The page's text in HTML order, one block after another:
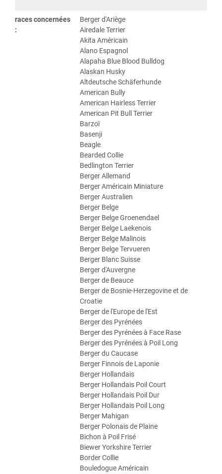
races concernées
:
Berger d'Ariège
Airedale Terrier
Akita Américain
Alano Espagnol
Alapaha Blue Blood Bulldog
Alaskan Husky
Altdeutsche Schäferhunde
American Bully
American Hairless Terrier
American Pit Bull Terrier
Barzoï
Basenji
Beagle
Bearded Collie
Bedlington Terrier
Berger Allemand
Berger Américain Miniature
Berger Australien
Berger Belge
Berger Belge Groenendael
Berger Belge Laekenois
Berger Belge Malinois
Berger Belge Tervueren
Berger Blanc Suisse
Berger d'Auvergne
Berger de Beauce
Berger de Bosnie-Herzegovine et de
Croatie
Berger de l'Europe de l'Est
Berger des Pyrénées
Berger des Pyrénées à Face Rase
Berger des Pyrénées à Poil Long
Berger du Caucase
Berger Finnois de Laponie
Berger Hollandais
Berger Hollandais Poil Court
Berger Hollandais Poil Dur
Berger Hollandais Poil Long
Berger Mahigan
Berger Polonais de Plaine
Bichon à Poil Frisé
Biewer Yorkshire Terrier
Border Collie
Bouledogue Américain